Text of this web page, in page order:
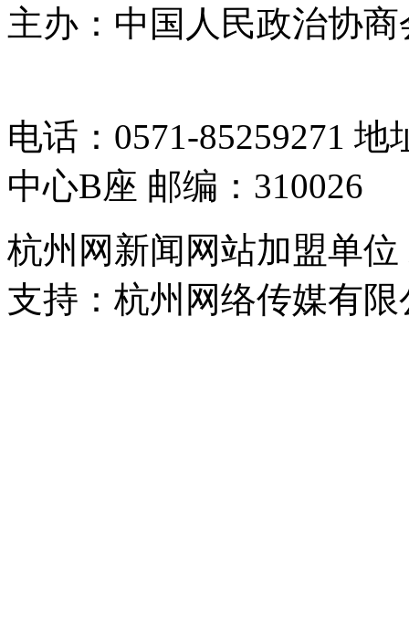
主办：中国人民政治协
电话：0571-85259271
中心B座 邮编：310026
杭州网新闻网站加盟单
支持：杭州网络传媒有限